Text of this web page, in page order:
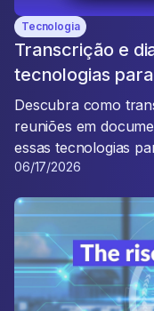
Tecnologia
Transcrição e
tecnologias
Descubra como
reuniões em
essas tecnologias
06/17/2026